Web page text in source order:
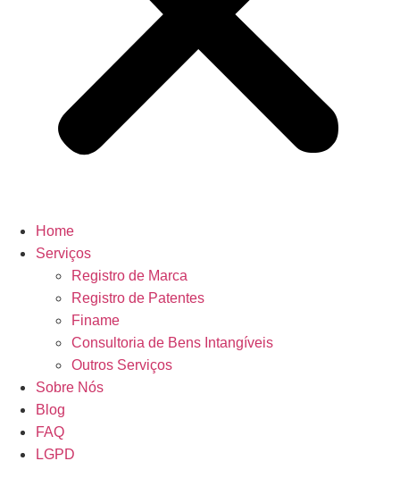
Home
Serviços
Registro de Marca
Registro de Patentes
Finame
Consultoria de Bens Intangíveis
Outros Serviços
Sobre Nós
Blog
FAQ
LGPD